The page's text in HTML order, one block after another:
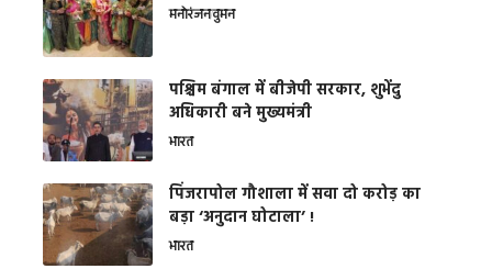
मनोरंजनवुमन
पश्चिम बंगाल में बीजेपी सरकार, शुभेंदु
अधिकारी बने मुख्यमंत्री
भारत
​पिंजरापोल गौशाला में सवा दो करोड़ का
बड़ा ‘अनुदान घोटाला’ !
भारत